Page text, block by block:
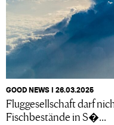
GOOD NEWS I 26.03.2025
Fluggesellschaft darf
Fischbestände in S�...